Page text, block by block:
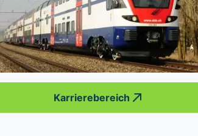
Karrierebereich